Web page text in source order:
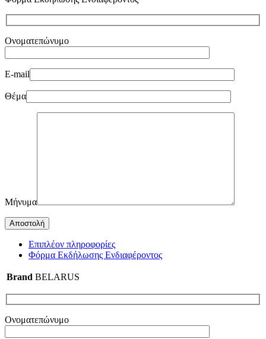
Ονοματεπώνυμο
E-mail
Θέμα
Μήνυμα
Επιπλέον πληροφορίες
Φόρμα Εκδήλωσης Ενδιαφέροντος
Brand BELARUS
Ονοματεπώνυμο